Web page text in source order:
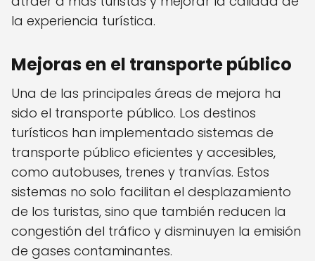
la experiencia turística.
Mejoras en el transporte público
Una de las principales áreas de mejora ha
sido el transporte público. Los destinos
turísticos han implementado sistemas de
transporte público eficientes y accesibles,
como autobuses, trenes y tranvías. Estos
sistemas no solo facilitan el desplazamiento
de los turistas, sino que también reducen la
congestión del tráfico y disminuyen la emisión
de gases contaminantes.